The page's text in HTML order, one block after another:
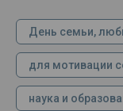
День семьи,
для мотивации
наука и